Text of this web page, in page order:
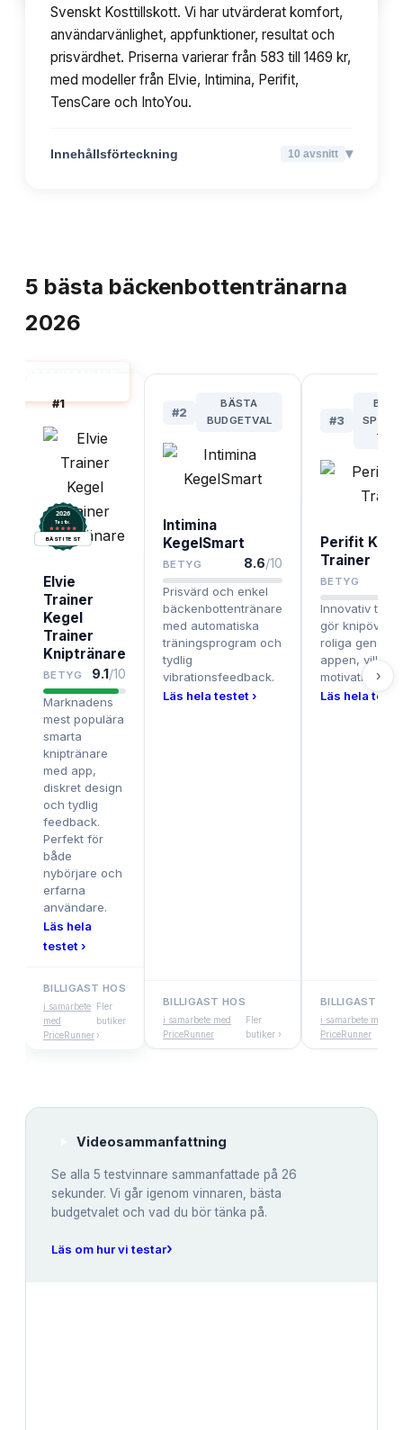
Svenskt Kosttillskott. Vi har utvärderat komfort,
användarvänlighet, appfunktioner, resultat och
prisvärdhet. Priserna varierar från 583 till 1469 kr,
med modeller från Elvie, Intimina, Perifit,
TensCare och IntoYou.
Innehållsförteckning 10 avsnitt ▾
5 bästa bäckenbottentränarna
2026
#1
2026
Testix.
BÄST I TEST
Elvie
Trainer
Kegel
Trainer
Kniptränare
BETYG 9.1/10
Marknadens
mest populära
smarta
kniptränare
med app,
diskret design
och tydlig
feedback.
Perfekt för
både
nybörjare och
erfarna
användare.
Läs hela
testet ›
BILLIGAST HOS
i samarbete
med
PriceRunner
Fler
butiker
›
#2
BÄSTA
BUDGETVAL
Intimina
KegelSmart
BETYG 8.6/10
Prisvärd och enkel
bäckenbottentränare
med automatiska
träningsprogram och
tydlig
vibrationsfeedback.
Läs hela testet ›
BILLIGAST HOS
i samarbete med
PriceRunner
Fler
butiker ›
#3
Perifit
Trainer
BETYG
Innovativ
gör
roliga genom
appen, vilket
motivationen.
Läs hela
BILLIGAST HOS
i samarbete med
PriceRunner
›
Videosammanfattning
Se alla 5 testvinnare sammanfattade på 26
sekunder. Vi går igenom vinnaren, bästa
budgetvalet och vad du bör tänka på.
Läs om hur vi testar›